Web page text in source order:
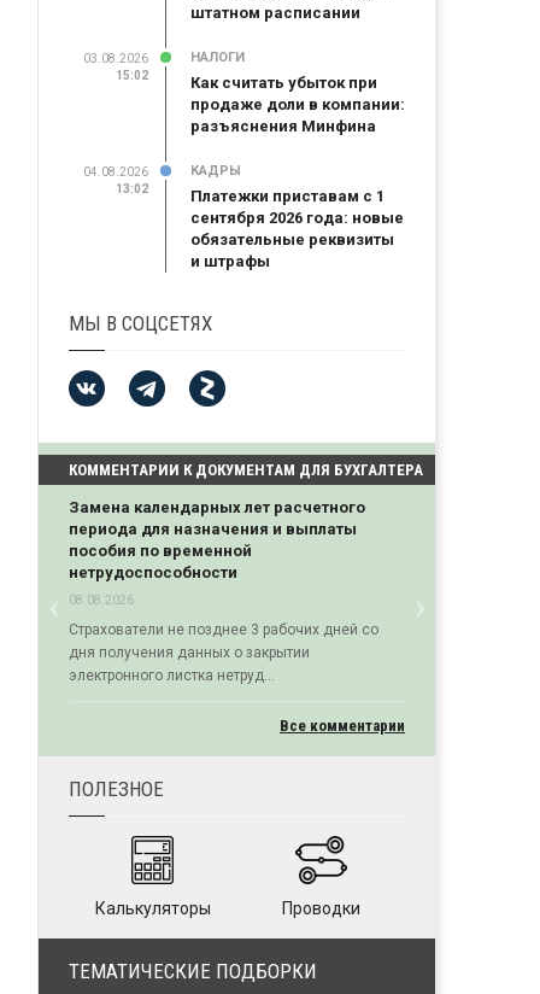
штатном расписании
03.08.2026
15:02
НАЛОГИ
Как считать убыток при
продаже доли в компании:
разъяснения Минфина
04.08.2026
13:02
КАДРЫ
Платежки приставам с 1
сентября 2026 года: новые
обязательные реквизиты
и штрафы
МЫ В СОЦСЕТЯХ
КОММЕНТАРИИ К ДОКУМЕНТАМ ДЛЯ БУХГАЛТЕРА
Замена календарных лет расчетного
периода для назначения и выплаты
пособия по временной
нетрудоспособности
08.08.2026
Страхователи не позднее 3 рабочих дней со
дня получения данных о закрытии
электронного листка нетруд...
‹Previous ›Next
Все комментарии
ПОЛЕЗНОЕ
Калькуляторы Проводки
ТЕМАТИЧЕСКИЕ ПОДБОРКИ